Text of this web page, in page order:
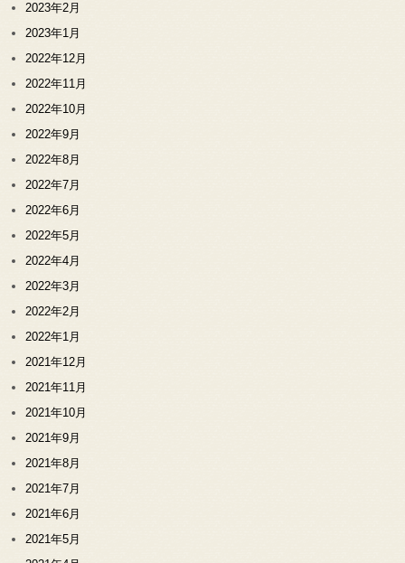
2023年2月
2023年1月
2022年12月
2022年11月
2022年10月
2022年9月
2022年8月
2022年7月
2022年6月
2022年5月
2022年4月
2022年3月
2022年2月
2022年1月
2021年12月
2021年11月
2021年10月
2021年9月
2021年8月
2021年7月
2021年6月
2021年5月